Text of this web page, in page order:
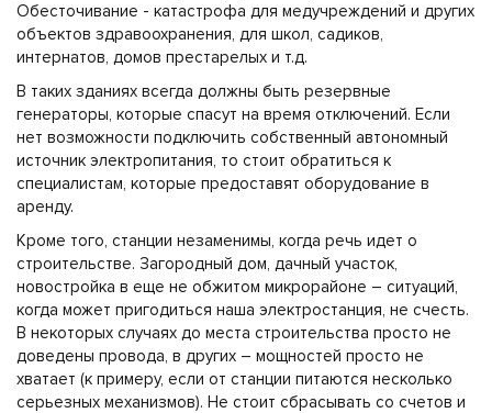
Обесточивание - катастрофа для медучреждений и других
объектов здравоохранения, для школ, садиков,
интернатов, домов престарелых и т.д.
В таких зданиях всегда должны быть резервные
генераторы, которые спасут на время отключений. Если
нет возможности подключить собственный автономный
источник электропитания, то стоит обратиться к
специалистам, которые предоставят оборудование в
аренду.
Кроме того, станции незаменимы, когда речь идет о
строительстве. Загородный дом, дачный участок,
новостройка в еще не обжитом микрорайоне – ситуаций,
когда может пригодиться наша электростанция, не счесть.
В некоторых случаях до места строительства просто не
доведены провода, в других – мощностей просто не
хватает (к примеру, если от станции питаются несколько
серьезных механизмов). Не стоит сбрасывать со счетов и